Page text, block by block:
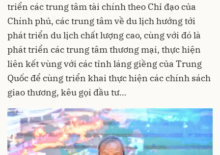
triển các trung tâm tài chính theo Chỉ đạo của
Chính phủ, các trung tâm về du lịch hướng tới
phát triển du lịch chất lượng cao, cùng với đó là
phát triển các trung tâm thương mại, thực hiện
liên kết vùng với các tỉnh láng giềng của Trung
Quốc để cùng triển khai thực hiện các chính sách
giao thương, kêu gọi đầu tư…